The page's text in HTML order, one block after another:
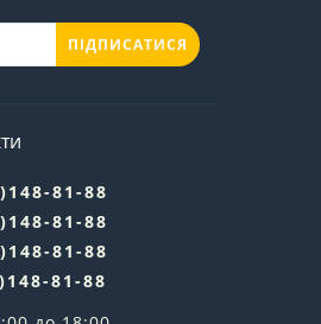
ПІДПИСАТИСЯ
81-88
81-88
81-88
81-88